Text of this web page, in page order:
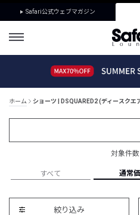
Safari公式ウェブマガジン
ホーム ショーツ | DSQUARED2 (ディースクエ
対象件
すべて 通常
絞り込み